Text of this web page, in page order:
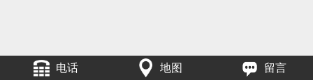
电话 地图 留言